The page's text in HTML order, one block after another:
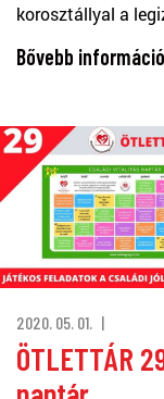
korosztállyal a
Bővebb
2020. 05. 01.
ÖTLETTÁR